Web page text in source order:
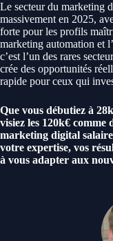
Le secteur du marketing
massivement en 2025,
forte pour les profils
marketing automation et
c’est l’un des rares
crée des opportunités
rapide pour ceux qui
Que vous débutiez à
visiez les 120k€
marketing digital
votre expertise, vos
à vous adapter aux